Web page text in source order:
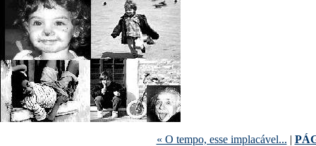
« O tempo, esse implacável... |